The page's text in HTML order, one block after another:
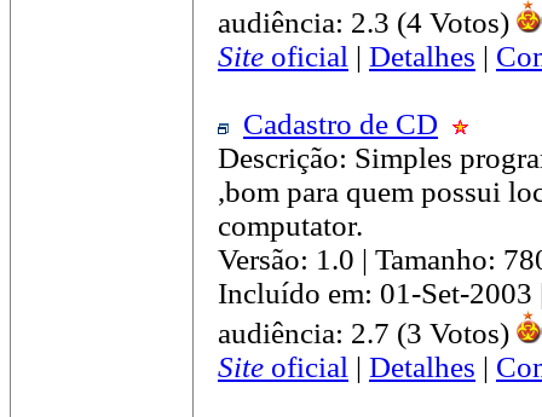
audiência: 2.3 (4 Votos)
Site oficial | Detalhes |
Cadastro de CD
Descrição: Simples
,bom para quem possui
computator.
Versão: 1.0 | Tamanho:
Incluído em: 01-Set-
audiência: 2.7 (3 Votos)
Site oficial | Detalhes |